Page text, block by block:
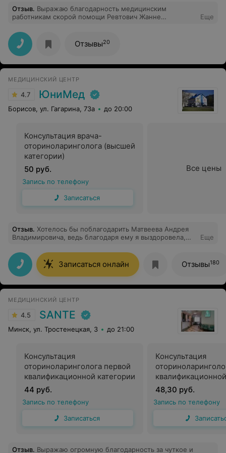
Отзыв. Выражаю благодарность медицинским
работникам скорой помощи Ревтович Жанне
выезжавшим на вызов ночью 29.07.2020г. по адресу г.
Любань, пер. Садовый,1А. У дочери воспалилась грыжа
в позвоночнике. Приехали очень быстро, сделали
укол, кардиограмму сердца, измеряли давление и
присутствовали пока не стало легче.Спасибо за чуткое
Еще
Отзывы20
МЕДИЦИНСКИЙ ЦЕНТР
4.7 ЮниМед
Борисов, ул. Гагарина, 73а до 20:00
Консультация врача-
оториноларинголога (высшей
категории)
50 руб.
Запись по телефону
Записаться
Все цены
Отзыв. Хотелось бы поблагодарить Матвеева Андрея
Владимировича, ведь благодаря ему я выздоровела,
результата. И мы приехали к этому хорошему врачу.
Он дал хорошие советы и те лекарства, которые сразу
и мгновенно помогли за 2 дня. Я была очень удивлена.
Благодарю! Так как две недели у меня держалась
температура и был налёт, ничего не помогало, а тут
Еще
Записаться онлайн Отзывы180
МЕДИЦИНСКИЙ ЦЕНТР
4.5 SANTE
Минск, ул. Тростенецкая, 3 до 21:00
Консультация
оториноларинголога первой
квалификационной категории
44 руб.
Запись по телефону
Записаться
Консультация
48,30 руб.
Запись по телефону
Отзыв. Выражаю огромную благодарность за чуткое и